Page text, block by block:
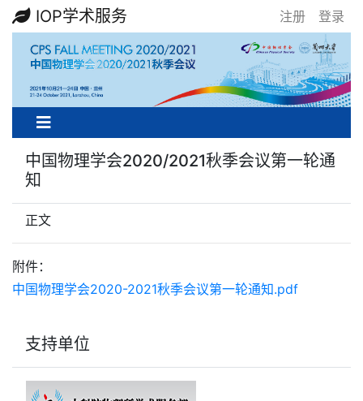
IOP学术服务 注册 登录
中国物理学会2020/2021秋季会议第一轮通
知
正文
附件：
中国物理学会2020-2021秋季会议第一轮通知.pdf
支持单位